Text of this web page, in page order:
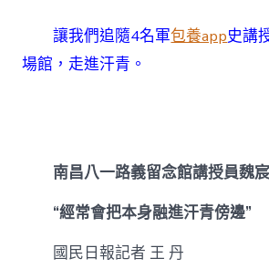
讓我們追隨4名軍包養app史講
場館，走進汗青。
南昌八一路義留念館講授員
“經常會把本身融進汗青傍邊”
國民日報記者 王 丹